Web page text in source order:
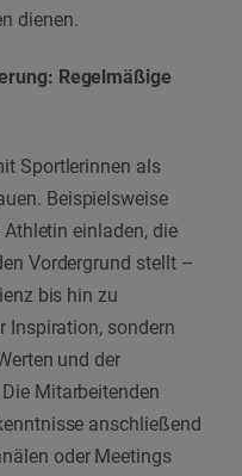
dienen.
Regelmäßige
Sportlerinnen als
Beispielsweise
einladen, die
Vordergrund stellt –
bis hin zu
Inspiration, sondern
und der
Mitarbeitenden
anschließend
oder Meetings